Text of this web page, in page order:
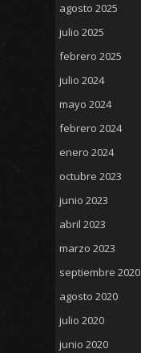
agosto 2025
julio 2025
febrero 2025
julio 2024
mayo 2024
febrero 2024
enero 2024
octubre 2023
junio 2023
abril 2023
marzo 2023
septiembre 2020
agosto 2020
julio 2020
junio 2020